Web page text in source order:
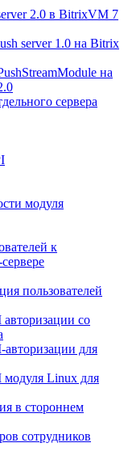
2.0 в BitrixVM 7
server 1.0 на Bitrix
на
сервера
модуля
к
пользователей
со
для
Linux для
в стороннем
сотрудников